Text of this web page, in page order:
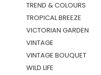
TREND & COLOURS
TROPICAL BREEZE
VICTORIAN GARDEN
VINTAGE
VINTAGE BOUQUET
WILD LIFE